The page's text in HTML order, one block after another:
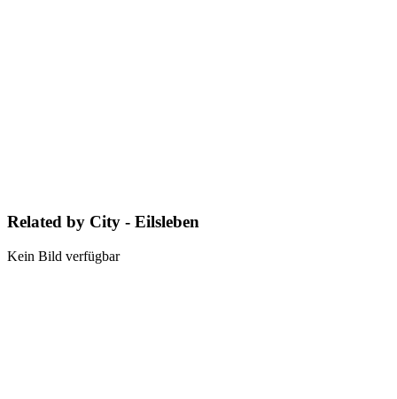
Related by City - Eilsleben
Kein Bild verfügbar